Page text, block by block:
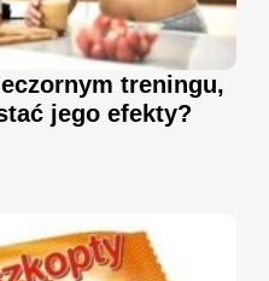
treningu,
jego efekty?